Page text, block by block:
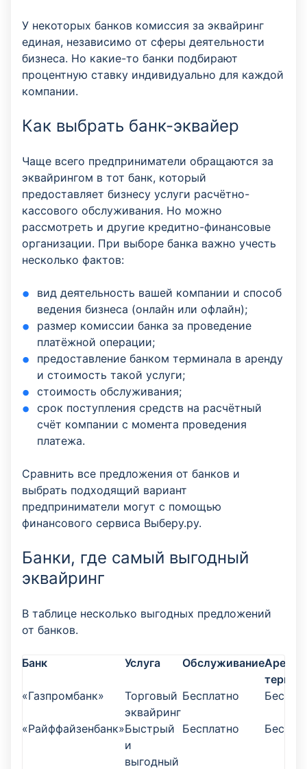
У некоторых банков комиссия за эквайринг
единая, независимо от сферы деятельности
бизнеса. Но какие-то банки подбирают
процентную ставку индивидуально для каждой
компании.
Как выбрать банк-эквайер
Чаще всего предприниматели обращаются за
эквайрингом в тот банк, который
предоставляет бизнесу услуги расчётно-
кассового обслуживания. Но можно
рассмотреть и другие кредитно-финансовые
организации. При выборе банка важно учесть
несколько фактов:
вид деятельность вашей компании и способ
ведения бизнеса (онлайн или офлайн);
размер комиссии банка за проведение
платёжной операции;
предоставление банком терминала в аренду
и стоимость такой услуги;
стоимость обслуживания;
срок поступления средств на расчётный
счёт компании с момента проведения
платежа.
Сравнить все предложения от банков и
выбрать подходящий вариант
предприниматели могут с помощью
финансового сервиса Выберу.ру.
Банки, где самый выгодный
эквайринг
В таблице несколько выгодных предложений
от банков.
Банк Услуга ОбслуживаниеАренда
«Газпромбанк»
Торговый
эквайринг
Бесплатно
«Райффайзенбанк»Быстрый
и
выгодный
Бесплатно